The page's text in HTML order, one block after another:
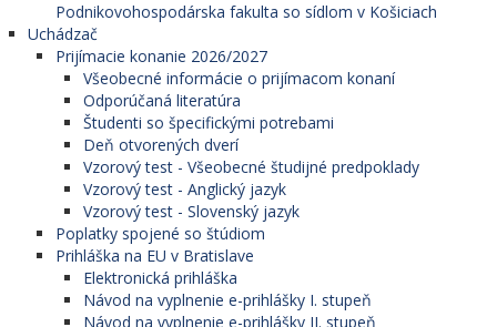
Podnikovohospodárska fakulta so sídlom v Košiciach
Uchádzač
Prijímacie konanie 2026/2027
Všeobecné informácie o prijímacom konaní
Odporúčaná literatúra
Študenti so špecifickými potrebami
Deň otvorených dverí
Vzorový test - Všeobecné študijné predpoklady
Vzorový test - Anglický jazyk
Vzorový test - Slovenský jazyk
Poplatky spojené so štúdiom
Prihláška na EU v Bratislave
Elektronická prihláška
Návod na vyplnenie e-prihlášky I. stupeň
Návod na vyplnenie e-prihlášky II. stupeň